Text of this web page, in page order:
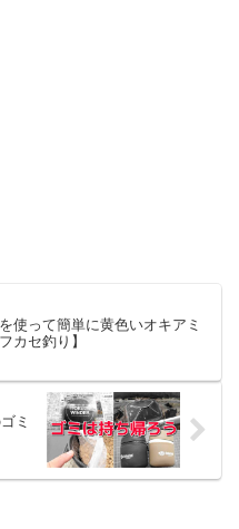
使って簡単に黄色いオキアミ
カセ釣り】
ミ